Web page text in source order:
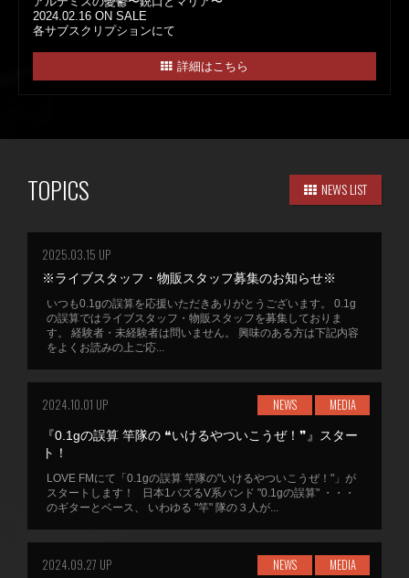
2024.02.16 ON SALE
各サブスクリプションにて
詳細はこちら
TOPICS NEWS LIST
2025.03.15 UP
※ライブスタッフ・物販スタッフ募集のお知らせ※
いつも0.1gの誤算を応援いただきありがとうございます。 0.1g
の誤算ではライブスタッフ・物販スタッフを募集しておりま
す。 経験者・未経験者は問いません。 興味のある方は下記内容
をよくお読みの上ご応...
2024.10.01 UP NEWS MEDIA
『0.1gの誤算 竿隊の ❝いけるやついこうぜ！❞』スター
ト！
LOVE FMにて「0.1gの誤算 竿隊の"いけるやついこうぜ！"」が
スタートします！ 日本1バズるV系バンド "0.1gの誤算" ・・・
のギターとベース、 いわゆる "竿" 隊の３人が...
2024.09.27 UP NEWS MEDIA